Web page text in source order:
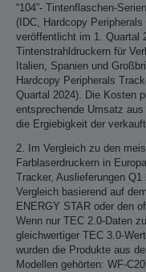
“104”- Tintenflaschen-
(IDC, Hardcopy
veröffentlicht im 1. Quartal
Tintenstrahldruckern für
Italien, Spanien und
Hardcopy Peripherals
Quartal 2024). Die Kosten
entsprechende Umsatz
die Ergiebigkeit der
2. Im Vergleich zu den
Farblaserdruckern in
Tracker, Auslieferungen
Vergleich basierend auf
ENERGY STAR oder den
Wenn nur TEC 2.0-Daten
gleichwertiger TEC 3.0-
wurden die Produkte aus
Modellen gehörten: WF-